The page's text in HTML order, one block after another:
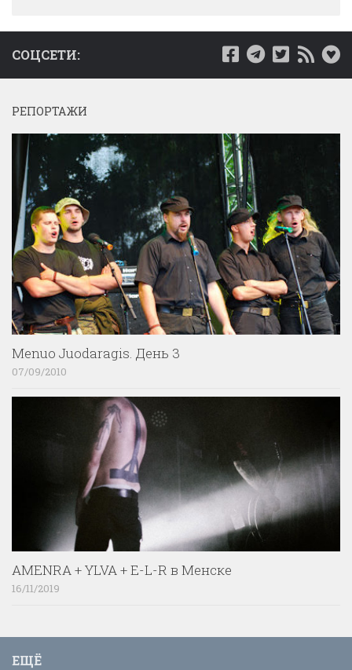
СОЦСЕТИ:
РЕПОРТАЖИ
Menuo Juodaragis. День 3
07/09/2010
AMENRA + YLVA + E-L-R в Менске
16/11/2019
ЕЩЁ